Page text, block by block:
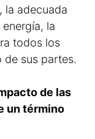
la adecuada
la
todos los
de sus partes.
de las
un término